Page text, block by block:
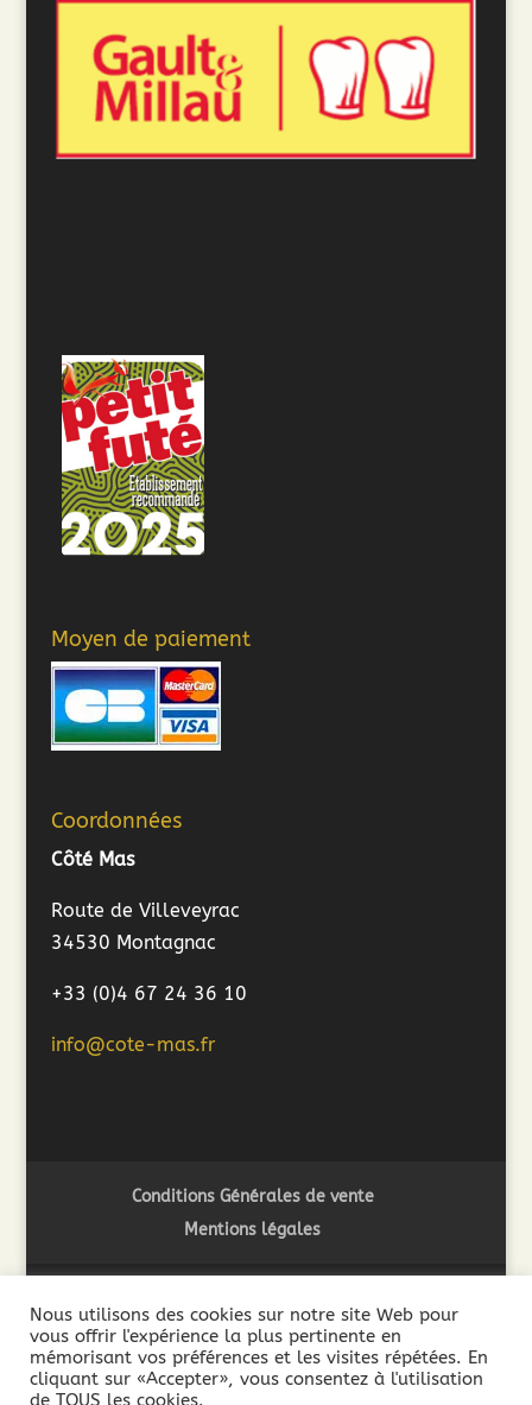
Moyen de paiement
Coordonnées
Côté Mas
Route de Villeveyrac
34530 Montagnac
+33 (0)4 67 24 36 10
info@cote-mas.fr
Conditions Générales de vente
Mentions légales
2018 ©Côté Mas - L'abus d'alcool est dangereux pour la
santé. A consommer avec modération - La vente de boissons
Nous utilisons des cookies sur notre site Web pour
vous offrir l'expérience la plus pertinente en
mémorisant vos préférences et les visites répétées. En
cliquant sur «Accepter», vous consentez à l'utilisation
de TOUS les cookies.